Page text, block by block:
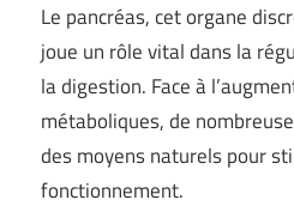
Le pancréas, cet organe
joue un rôle vital dans la
la digestion. Face à
métaboliques, de
des moyens naturels pour
fonctionnement.